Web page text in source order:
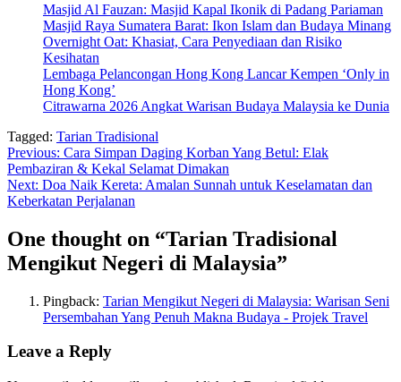
Masjid Al Fauzan: Masjid Kapal Ikonik di Padang Pariaman
Masjid Raya Sumatera Barat: Ikon Islam dan Budaya Minang
Overnight Oat: Khasiat, Cara Penyediaan dan Risiko
Kesihatan
Lembaga Pelancongan Hong Kong Lancar Kempen ‘Only in
Hong Kong’
Citrawarna 2026 Angkat Warisan Budaya Malaysia ke Dunia
Tagged: Tarian Tradisional
Post
navigation
Previous: Cara Simpan Daging Korban Yang Betul: Elak
Pembaziran & Kekal Selamat Dimakan
Next: Doa Naik Kereta: Amalan Sunnah untuk Keselamatan dan
Keberkatan Perjalanan
One thought on “Tarian Tradisional
Mengikut Negeri di Malaysia”
Pingback: Tarian Mengikut Negeri di Malaysia: Warisan Seni
Persembahan Yang Penuh Makna Budaya - Projek Travel
Leave a Reply